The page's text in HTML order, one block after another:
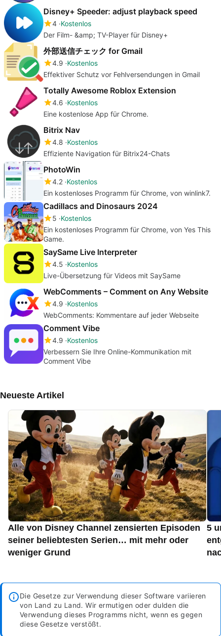
Disney+ Speeder: adjust playback speed
4 Kostenlos
Der Film- &amp; TV-Player für Disney+
外部送信チェック for Gmail
4.9 Kostenlos
Effektiver Schutz vor Fehlversendungen in Gmail
Totally Awesome Roblox Extension
4.6 Kostenlos
Eine kostenlose App für Chrome.
Bitrix Nav
4.8 Kostenlos
Effiziente Navigation für Bitrix24-Chats
PhotoWin
4.2 Kostenlos
Ein kostenloses Programm für Chrome, von winlink7.
Cadillacs and Dinosaurs 2024
5 Kostenlos
Ein kostenloses Programm für Chrome, von Yes This
Game.
SaySame Live Interpreter
4.5 Kostenlos
Live-Übersetzung für Videos mit SaySame
WebComments – Comment on Any Website
4.9 Kostenlos
WebComments: Kommentare auf jeder Webseite
Comment Vibe
4.9 Kostenlos
Verbessern Sie Ihre Online-Kommunikation mit
Comment Vibe
Neueste Artikel
Alle von Disney Channel zensierten Episoden
seiner beliebtesten Serien… mit mehr oder
weniger Grund
5
Die Gesetze zur Verwendung dieser Software variieren
von Land zu Land. Wir ermutigen oder dulden die
Verwendung dieses Programms nicht, wenn es gegen
diese Gesetze verstößt.